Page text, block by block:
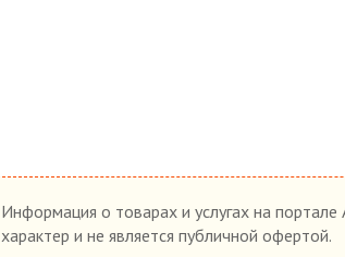
Информация о товарах и услугах на
характер и не является публичной офертой.